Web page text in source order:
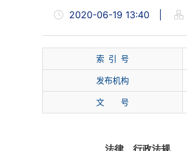
2020-06-19 13:40
索 引 号
发布机构
文 号
法律、行政法规